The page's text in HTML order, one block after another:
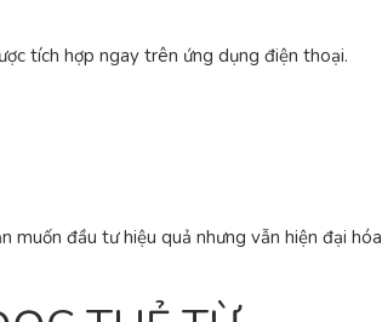
tích hợp ngay trên ứng dụng điện thoại.
muốn đầu tư hiệu quả nhưng vẫn hiện đại hóa